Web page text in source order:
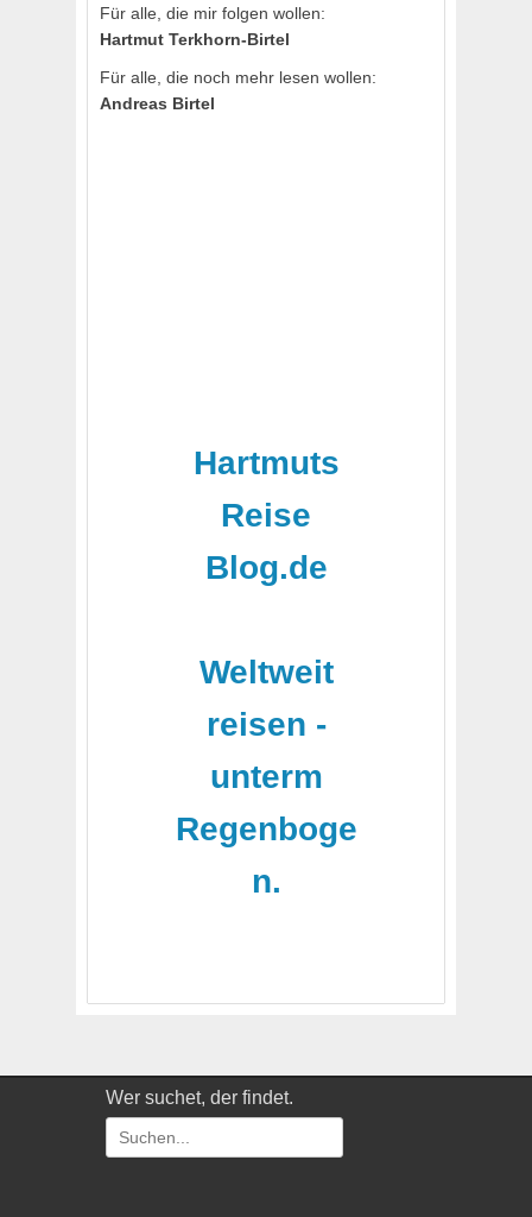
Für alle, die mir folgen wollen:
Hartmut Terkhorn-Birtel
Für alle, die noch mehr lesen wollen:
Andreas Birtel
Hartmuts
Reise
Blog.de
Weltweit
reisen -
unterm
Regenboge
n.
Wer suchet, der findet.
Suchen
nach: